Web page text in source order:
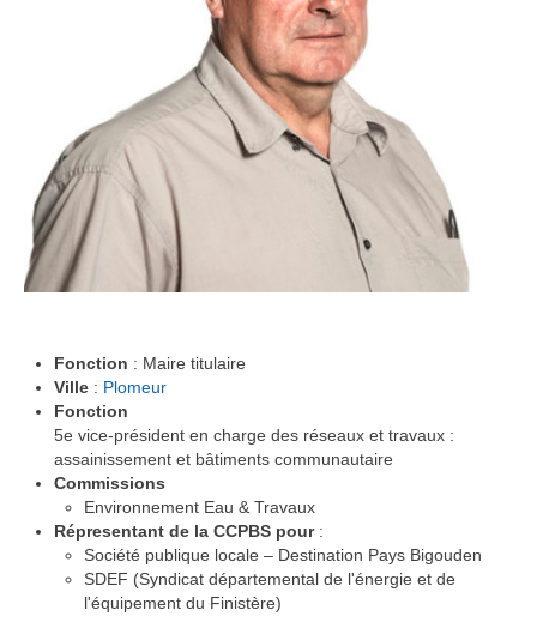
Fonction : Maire titulaire
Ville : Plomeur
Fonction
5e vice-président en charge des réseaux et travaux :
assainissement et bâtiments communautaire
Commissions
Environnement Eau & Travaux
Répresentant de la CCPBS pour :
Société publique locale – Destination Pays Bigouden
SDEF (Syndicat départemental de l'énergie et de
l'équipement du Finistère)